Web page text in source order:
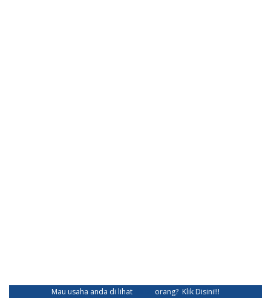
Mau usaha anda di lihat orang? Klik Disini!!!